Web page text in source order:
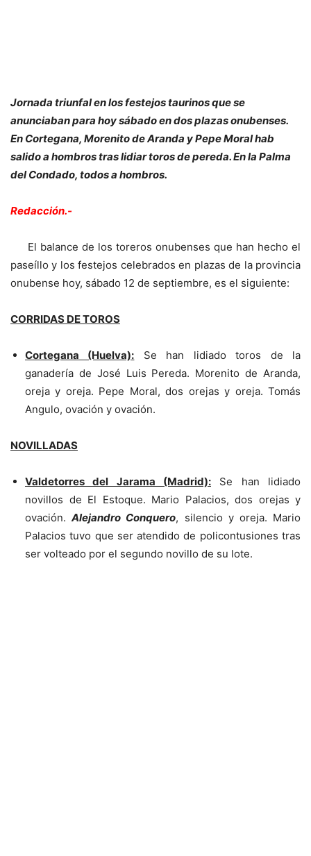
Jornada triunfal en los festejos taurinos que se
anunciaban para hoy sábado en dos plazas onubenses.
En Cortegana, Morenito de Aranda y Pepe Moral hab
salido a hombros tras lidiar toros de pereda. En la Palma
del Condado, todos a hombros.
Redacción.-
El balance de los toreros onubenses que han hecho el
paseíllo y los festejos celebrados en plazas de la provincia
onubense hoy, sábado 12 de septiembre, es el siguiente:
CORRIDAS DE TOROS
Cortegana (Huelva): Se han lidiado toros de la
ganadería de José Luis Pereda. Morenito de Aranda,
oreja y oreja. Pepe Moral, dos orejas y oreja. Tomás
Angulo, ovación y ovación.
NOVILLADAS
Valdetorres del Jarama (Madrid): Se han lidiado
novillos de El Estoque. Mario Palacios, dos orejas y
ovación.Alejandro Conquero, silencio y oreja. Mario
Palacios tuvo que ser atendido de policontusiones tras
ser volteado por el segundo novillo de su lote.